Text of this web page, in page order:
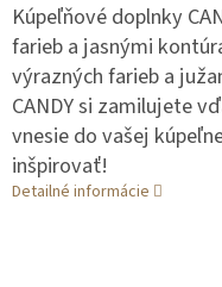
Kúpeľňové doplnky
farieb a jasnými
výrazných farieb a
CANDY si zamilujete
vnesie do vašej
inšpirovať!
Detailné informácie